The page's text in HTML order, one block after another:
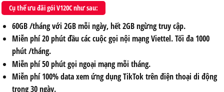
Cụ thể ưu đãi gói V120C như sau:
60GB /tháng với 2GB mỗi ngày, hết 2GB ngừng truy cập.
Miễn phí 20 phút đầu các cuộc gọi nội mạng Viettel. Tối đa 1000
phút /tháng.
Miễn phí 50 phút gọi ngoại mạng mỗi tháng.
Miễn phí 100% data xem ứng dụng TikTok trên điện thoại di động
trong 30 ngày.